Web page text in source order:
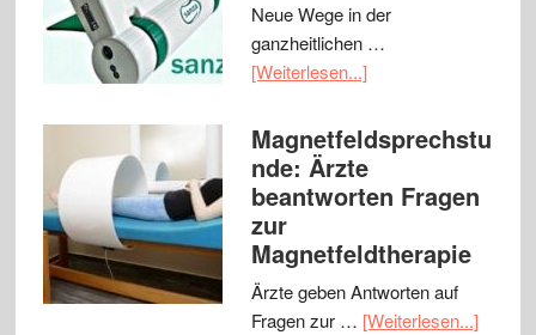
Neue Wege in der
ganzheitlichen …
[Weiterlesen...]
Magnetfeldsprechstu
nde: Ärzte
beantworten Fragen
zur
Magnetfeldtherapie
Ärzte geben Antworten auf
Fragen zur … [Weiterlesen...]